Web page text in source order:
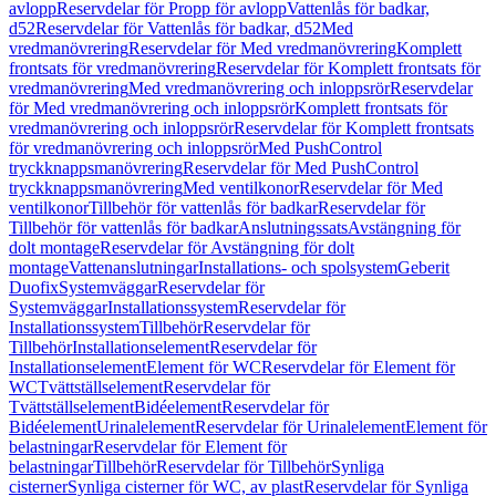
avloppReservdelar för Propp för avloppVattenlås för badkar,
d52Reservdelar för Vattenlås för badkar, d52Med
vredmanövreringReservdelar för Med vredmanövreringKomplett
frontsats för vredmanövreringReservdelar för Komplett frontsats för
vredmanövreringMed vredmanövrering och inloppsrörReservdelar
för Med vredmanövrering och inloppsrörKomplett frontsats för
vredmanövrering och inloppsrörReservdelar för Komplett frontsats
för vredmanövrering och inloppsrörMed PushControl
tryckknappsmanövreringReservdelar för Med PushControl
tryckknappsmanövreringMed ventilkonorReservdelar för Med
ventilkonorTillbehör för vattenlås för badkarReservdelar för
Tillbehör för vattenlås för badkarAnslutningssatsAvstängning för
dolt montageReservdelar för Avstängning för dolt
montageVattenanslutningarInstallations- och spolsystemGeberit
DuofixSystemväggarReservdelar för
SystemväggarInstallationssystemReservdelar för
InstallationssystemTillbehörReservdelar för
TillbehörInstallationselementReservdelar för
InstallationselementElement för WCReservdelar för Element för
WCTvättställselementReservdelar för
TvättställselementBidéelementReservdelar för
BidéelementUrinalelementReservdelar för UrinalelementElement för
belastningarReservdelar för Element för
belastningarTillbehörReservdelar för TillbehörSynliga
cisternerSynliga cisterner för WC, av plastReservdelar för Synliga